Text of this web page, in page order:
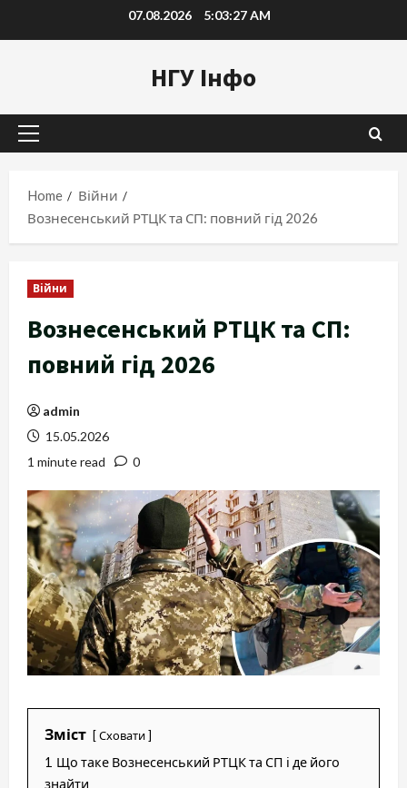
to
07.08.2026 5:03:28 AM
НГУ Інфо
Primary
Home
Війни
Вознесенський РТЦК та СП: повний гід 2026
Війни
Вознесенський РТЦК та СП:
повний гід 2026
admin
15.05.2026
1 minute read
0
Зміст Сховати
1 Що таке Вознесенський РТЦК та СП і де його
знайти